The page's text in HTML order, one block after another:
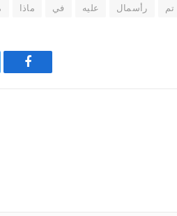
تم رأسمال عليه في ماذا